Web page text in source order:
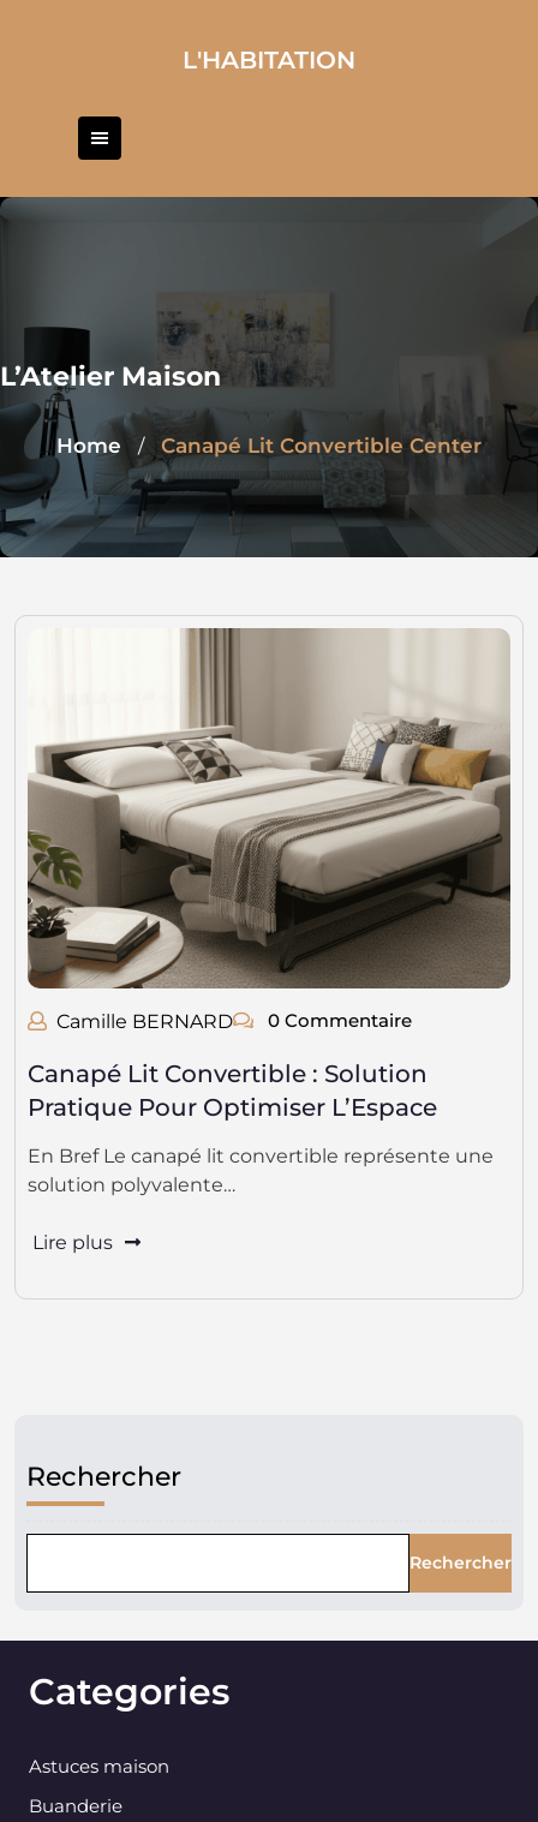
L'HABITATION
L’Atelier Maison
Home / Canapé Lit Convertible Center
Camille BERNARD 0 Commentaire
Canapé Lit Convertible : Solution
Pratique Pour Optimiser L’Espace
En Bref Le canapé lit convertible représente une
solution polyvalente…
Lire plus
Rechercher
Rechercher
Categories
Astuces maison
Buanderie